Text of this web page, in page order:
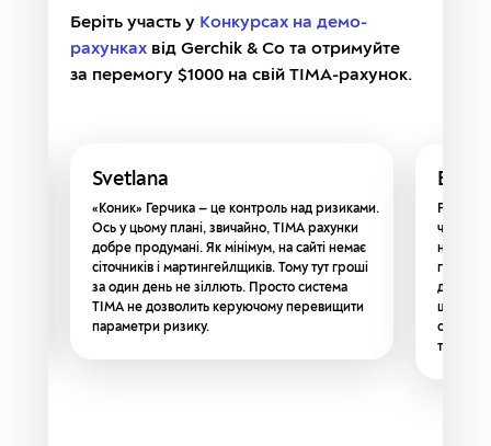
Беріть участь у Конкурсах на демо-
рахунках від Gerchik & Co та отримуйте
за перемогу $1000 на свій TIMA-рахунок.
Svetlana
«Коник» Герчика — це контроль над ризиками.
Ось у цьому плані, звичайно, ТІМА рахунки
добре продумані. Як мінімум, на сайті немає
сіточників і мартингейлщиків. Тому тут гроші
за один день не зіллють. Просто система
ТІМА не дозволить керуючому перевищити
параметри ризику.
часу/
не
графік
дуже
щоб не
отримую